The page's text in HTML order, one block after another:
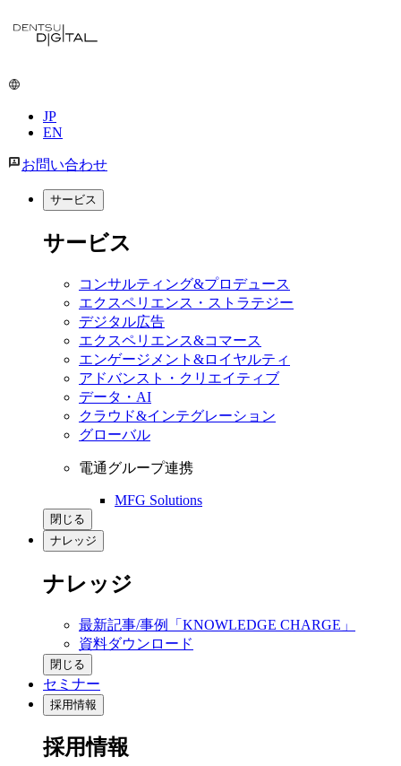
JP
EN
お問い合わせ
サービス
サービス
コンサルティング&プロデュース
エクスペリエンス・ストラテジー
デジタル広告
エクスペリエンス&コマース
エンゲージメント&ロイヤルティ
アドバンスト・クリエイティブ
データ・AI
クラウド&インテグレーション
グローバル
電通グループ連携
MFG Solutions
閉じる
ナレッジ
ナレッジ
最新記事/事例「KNOWLEDGE CHARGE」
資料ダウンロード
閉じる
セミナー
採用情報
採用情報